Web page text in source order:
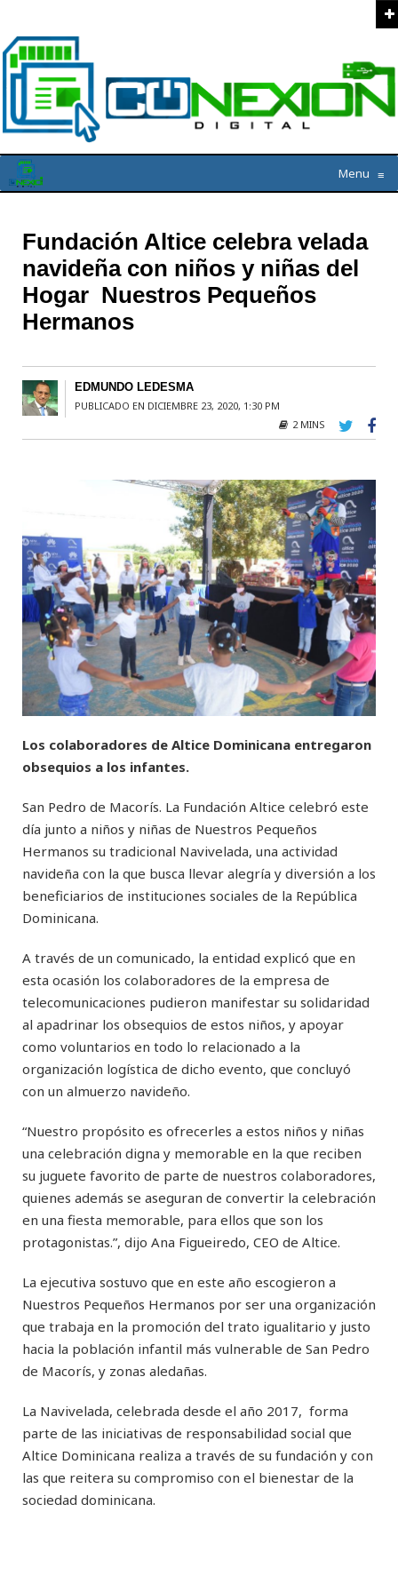
Menu ≡
Fundación Altice celebra velada
navideña con niños y niñas del
Hogar Nuestros Pequeños
Hermanos
EDMUNDO LEDESMA
PUBLICADO EN DICIEMBRE 23, 2020, 1:30 PM
2 MINS
Los colaboradores de Altice Dominicana entregaron
obsequios a los infantes.
San Pedro de Macorís. La Fundación Altice celebró este
día junto a niños y niñas de Nuestros Pequeños
Hermanos su tradicional Navivelada, una actividad
navideña con la que busca llevar alegría y diversión a los
beneficiarios de instituciones sociales de la República
Dominicana.
A través de un comunicado, la entidad explicó que en
esta ocasión los colaboradores de la empresa de
telecomunicaciones pudieron manifestar su solidaridad
al apadrinar los obsequios de estos niños, y apoyar
como voluntarios en todo lo relacionado a la
organización logística de dicho evento, que concluyó
con un almuerzo navideño.
“Nuestro propósito es ofrecerles a estos niños y niñas
una celebración digna y memorable en la que reciben
su juguete favorito de parte de nuestros colaboradores,
quienes además se aseguran de convertir la celebración
en una fiesta memorable, para ellos que son los
protagonistas.”, dijo Ana Figueiredo, CEO de Altice.
La ejecutiva sostuvo que en este año escogieron a
Nuestros Pequeños Hermanos por ser una organización
que trabaja en la promoción del trato igualitario y justo
hacia la población infantil más vulnerable de San Pedro
de Macorís, y zonas aledañas.
La Navivelada, celebrada desde el año 2017, forma
parte de las iniciativas de responsabilidad social que
Altice Dominicana realiza a través de su fundación y con
las que reitera su compromiso con el bienestar de la
sociedad dominicana.